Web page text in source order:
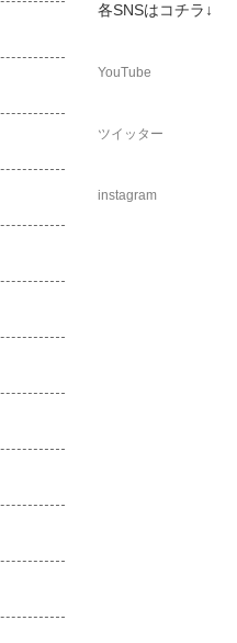
各SNSはコチラ↓
YouTube
ツイッター
instagram